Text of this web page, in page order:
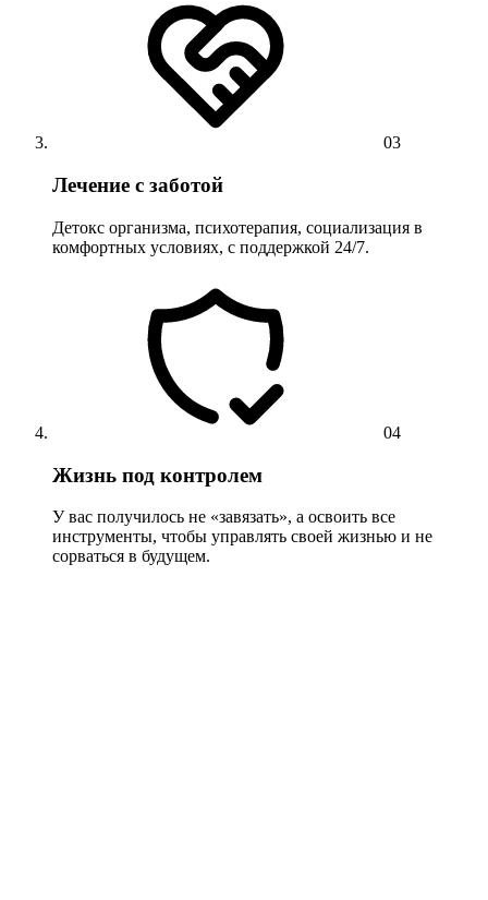
03
Лечение с заботой
Детокс организма, психотерапия, социализация в
комфортных условиях, с поддержкой 24/7.
04
Жизнь под контролем
У вас получилось не «завязать», а освоить все
инструменты, чтобы управлять своей жизнью и не
сорваться в будущем.